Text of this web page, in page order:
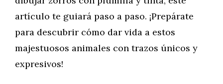
artículo te guiará paso a paso. ¡Prepárate
para descubrir cómo dar vida a estos
majestuosos animales con trazos únicos y
expresivos!